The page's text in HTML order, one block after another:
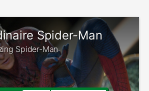
Spider-Man
Spider-Man